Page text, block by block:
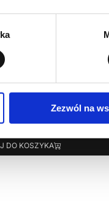
Zezwól na
DO KOSZYKA